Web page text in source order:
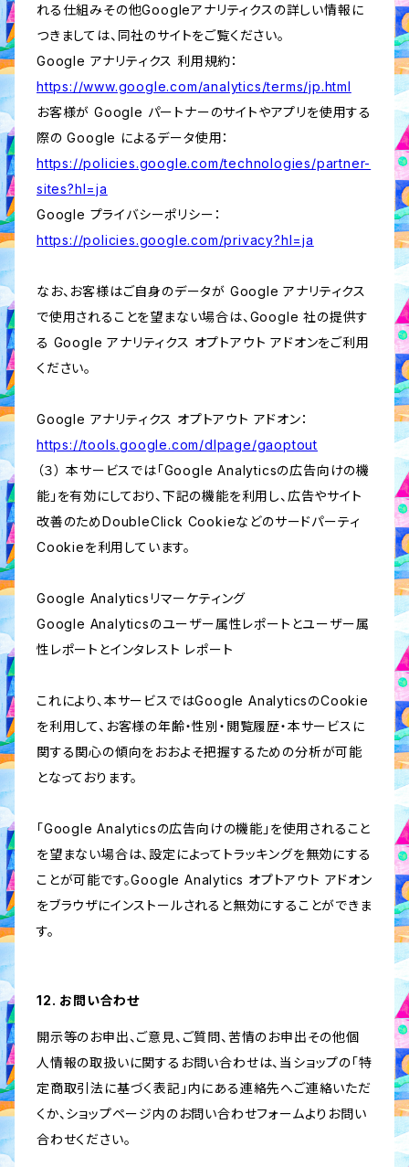
れる仕組みその他Googleアナリティクスの詳しい情報に
つきましては、同社のサイトをご覧ください。
Google アナリティクス 利用規約：
https://www.google.com/analytics/terms/jp.html
お客様が Google パートナーのサイトやアプリを使用する
際の Google によるデータ使用：
https://policies.google.com/technologies/partner-
sites?hl=ja
Google プライバシーポリシー：
https://policies.google.com/privacy?hl=ja
なお、お客様はご自身のデータが Google アナリティクス
で使用されることを望まない場合は、Google 社の提供す
る Google アナリティクス オプトアウト アドオンをご利用
ください。
Google アナリティクス オプトアウト アドオン：
https://tools.google.com/dlpage/gaoptout
（３） 本サービスでは「Google Analyticsの広告向けの機
能」を有効にしており、下記の機能を利用し、広告やサイト
改善のためDoubleClick Cookieなどのサードパーティ
Cookieを利用しています。
Google Analyticsリマーケティング
Google Analyticsのユーザー属性レポートとユーザー属
性レポートとインタレスト レポート
これにより、本サービスではGoogle AnalyticsのCookie
を利用して、お客様の年齢・性別・閲覧履歴・本サービスに
関する関心の傾向をおおよそ把握するための分析が可能
となっております。
「Google Analyticsの広告向けの機能」を使用されること
を望まない場合は、設定によってトラッキングを無効にする
ことが可能です。Google Analytics オプトアウト アドオン
をブラウザにインストールされると無効にすることができま
す。
12. お問い合わせ
開示等のお申出、ご意見、ご質問、苦情のお申出その他個
人情報の取扱いに関するお問い合わせは、当ショップの「特
定商取引法に基づく表記」内にある連絡先へご連絡いただ
くか、ショップページ内のお問い合わせフォームよりお問い
合わせください。